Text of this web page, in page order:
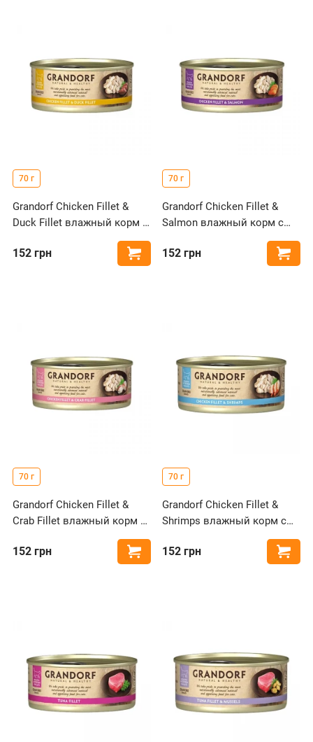
70 г
Grandorf Chicken Fillet &
Duck Fillet влажный корм с
куриной грудкой и утиным
филе для кошек
152 грн Купить
70 г
Grandorf Chicken Fillet &
Salmon влажный корм с
куриной грудкой и лососем
для кошек
152 грн
70 г
Grandorf Chicken Fillet &
Crab Fillet влажный корм с
куриной грудкой и крабом
для кошек
152 грн Купить
70 г
Grandorf Chicken Fillet &
Shrimps влажный корм с
креветками для кошек
152 грн